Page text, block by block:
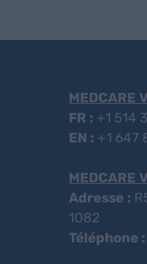
MEDCARE
FR : +1 514
EN : +1 647
MEDCARE
Adresse :
1082
Téléphone :